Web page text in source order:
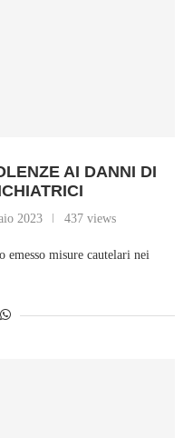
AI DANNI DI
2023 437 views
emesso misure cautelari nei